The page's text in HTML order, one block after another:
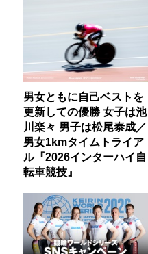
男女ともに自己ベストを
更新しての優勝 女子は池
川楽々 男子は松尾泰成／
男女1kmタイムトライア
ル『2026インターハイ自
転車競技』